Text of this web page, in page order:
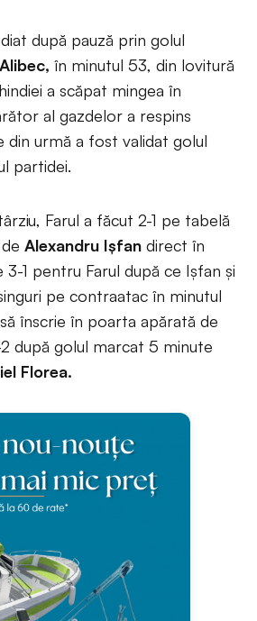
după pauză prin golul
în minutul 53, din lovitură
a scăpat mingea în
al gazdelor a respins
din urmă a fost validat golul
partidei.
Farul a făcut 2-1 pe tabelă
Alexandru Ișfan direct în
3-1 pentru Farul după ce Ișfan și
pe contraatac în minutul
înscrie în poarta apărată de
după golul marcat 5 minute
Florea.